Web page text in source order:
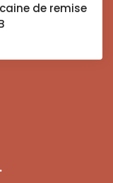
de remise